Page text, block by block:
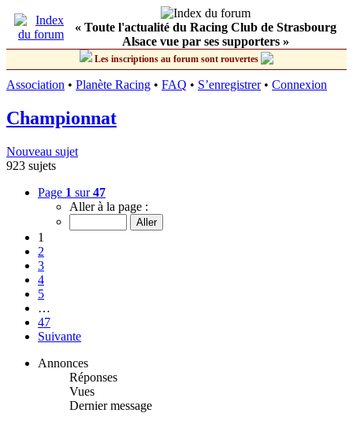
« Toute l'actualité du Racing Club de Strasbourg
Alsace vue par ses supporters »
Les inscriptions au forum sont rouvertes
Association • Planète Racing • FAQ • S’enregistrer• Connexion
Championnat
Nouveau sujet
923 sujets
Page 1 sur47
Aller à la page :
1
2
3
4
5
…
47
Suivante
Annonces
Réponses
Vues
Dernier message